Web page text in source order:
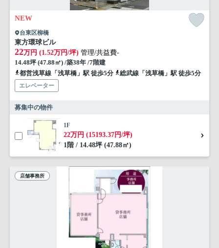
NEW
台東区柳橋
東方環球ビル
22万円 (1.52万円/坪) 管理/共益費-
14.48坪 (47.88㎡) /築38年 /7階建
都営浅草線「浅草橋」駅 徒歩5分
総武線「浅草橋」駅 徒歩5分
エレベーター
募集中の物件
1F
22万円 (15193.37円/坪)
1階 / 14.48坪 (47.88㎡)
店舗事務所